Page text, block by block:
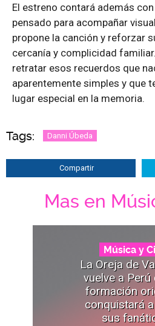
El estreno contará además con
pensado para acompañar
propone la canción y reforzar
cercanía y complicidad
retratar esos recuerdos que
aparentemente simples y que
lugar especial en la memoria.
Tags: Danni Úbeda
Compartir
Mas en
Música y
La Oreja de
vuelve a Perú
formación
conquistará
sus